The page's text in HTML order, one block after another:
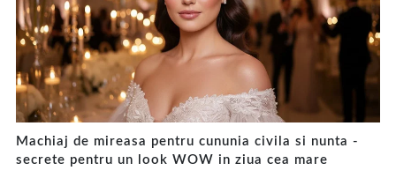
Machiaj de mireasa pentru cununia civila si nunta -
secrete pentru un look WOW in ziua cea mare